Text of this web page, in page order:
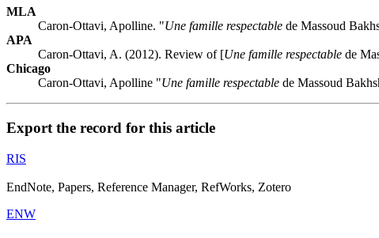
MLA
Caron-Ottavi, Apolline. "Une famille respectable de Massoud
APA
Caron-Ottavi, A. (2012). Review of [Une famille respectable de
Chicago
Caron-Ottavi, Apolline "Une famille respectable de Massoud
Export the record for this article
RIS
EndNote, Papers, Reference Manager, RefWorks, Zotero
ENW